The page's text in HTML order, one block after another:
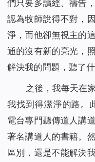
們只要多讀經、禱告
認為牧師說得不對，
淨，而他卻無視主的
通的沒有新的亮光，
解決我的問題，聽了
之後，我每天在
我找到得潔淨的路。
電台專門聽傳道人講
著名講道人的書籍。
區別，還是不能解決